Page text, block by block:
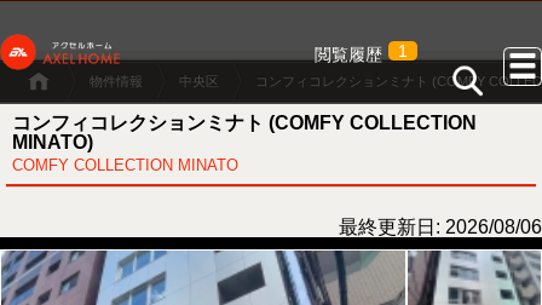
閲覧履歴 1
物件情報 中央区 コンフィコレクションミナト (COMFY
コンフィコレクションミナト (COMFY COLLECTION
MINATO)
COMFY COLLECTION MINATO
最終更新日: 2026/08/06